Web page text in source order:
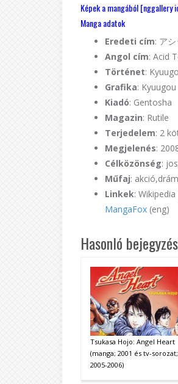
Képek a mangából [nggallery
Manga adatok
Eredeti cím: ア
Angol cím: Acid
Történet:
Grafika: Kyuugou
Kiadó: Gentosha
Magazin: Rutile
Terjedelem: 2
Megjelenés:
Célközönség:
Műfaj:
Linkek: Wikipedia
MangaFox (eng)
Hasonló
Tsukasa Hojo: Angel Heart
(manga; 2001 és tv-sorozat;
2005-2006)